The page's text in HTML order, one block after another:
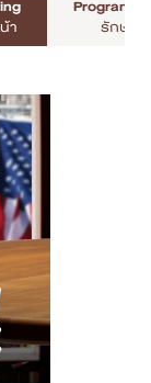
า
Program
รักษาห